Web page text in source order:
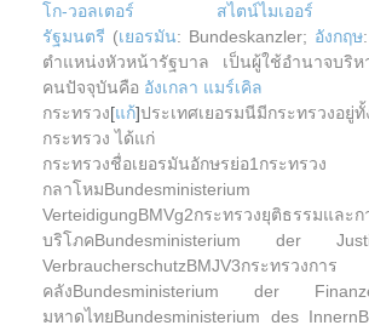
โก-วอลเตอร์ สไตน์ไมเออร์ ต
รัฐมนตรี (เยอรมัน: Bundeskanzler; อังกฤษ
ตำแหน่งหัวหน้ารัฐบาล เป็นผู้ใช้อำนาจบริ
คนปัจจุบันคือ อังเกลา แมร์เคิล
กระทรวง[แก้]ประเทศเยอรมนีมีกระทร
กระทรวง ได้แก่
กระทรวงชื่อเยอรมันอักษรย่อ1กระทรวง
กลาโหม
VerteidigungBMVg2กระทรวงยุติธรรมและ
บริโภคBundesministerium der
VerbraucherschutzBMJV3กระทรวงการ
คลังBundesministerium der
มหาดไทยBundesministerium des